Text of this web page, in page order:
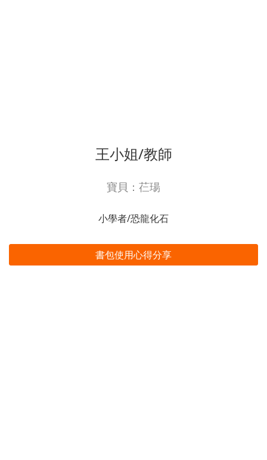
王小姐/教師
寶貝：芢瑒
小學者/恐龍化石
書包使用心得分享